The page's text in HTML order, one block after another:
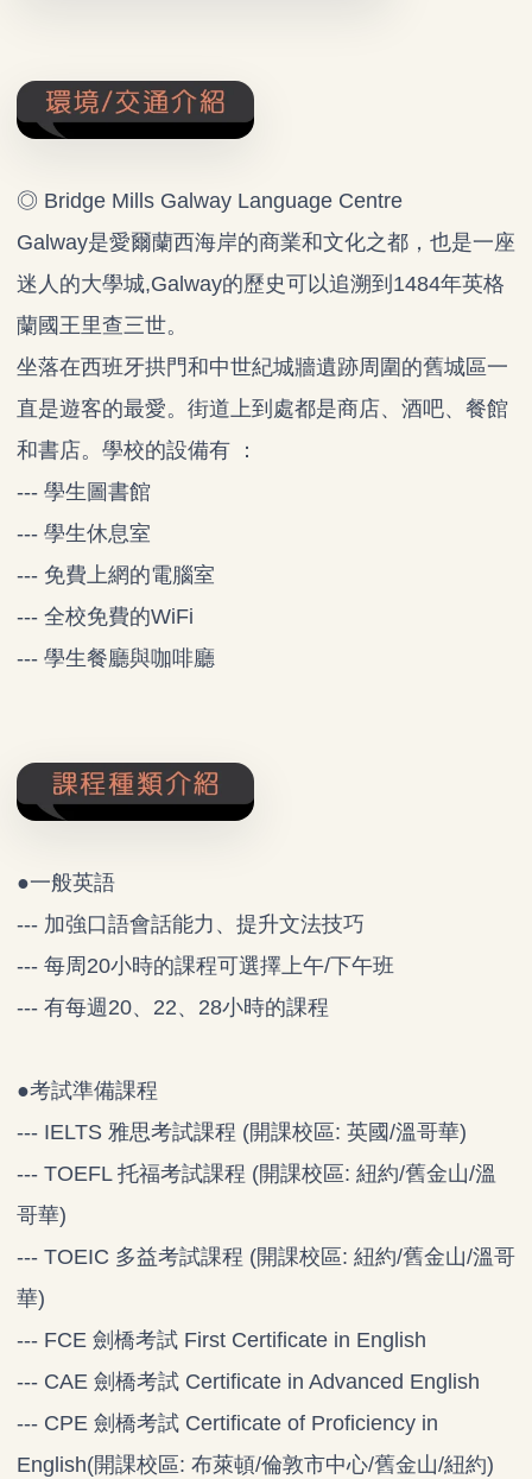
◎ Bridge Mills Galway Language Centre
Galway是愛爾蘭西海岸的商業和文化之都，也是一座
迷人的大學城,Galway的歷史可以追溯到1484年英格
蘭國王里查三世。
坐落在西班牙拱門和中世紀城牆遺跡周圍的舊城區一
直是遊客的最愛。街道上到處都是商店、酒吧、餐館
和書店。學校的設備有 ：
--- 學生圖書館
--- 學生休息室
--- 免費上網的電腦室
--- 全校免費的WiFi
--- 學生餐廳與咖啡廳
●一般英語
--- 加強口語會話能力、提升文法技巧
--- 每周20小時的課程可選擇上午/下午班
--- 有每週20、22、28小時的課程
●考試準備課程
--- IELTS 雅思考試課程 (開課校區: 英國/溫哥華)
--- TOEFL 托福考試課程 (開課校區: 紐約/舊金山/溫
哥華)
--- TOEIC 多益考試課程 (開課校區: 紐約/舊金山/溫哥
華)
--- FCE 劍橋考試 First Certificate in English
--- CAE 劍橋考試 Certificate in Advanced English
--- CPE 劍橋考試 Certificate of Proficiency in
English(開課校區: 布萊頓/倫敦市中心/舊金山/紐約)